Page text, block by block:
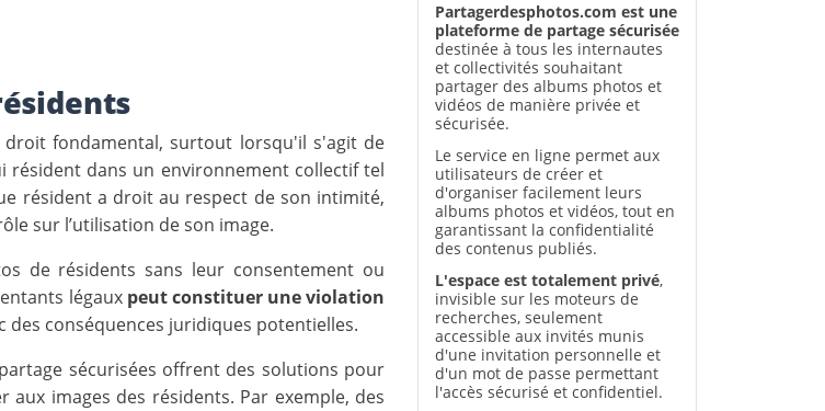
droit fondamental, surtout lorsqu'il s'agit de
résident dans un environnement collectif tel
résident a droit au respect de son intimité,
sur l’utilisation de son image.
de résidents sans leur consentement ou
légaux peut constituer une violation
des conséquences juridiques potentielles.
sécurisées offrent des solutions pour
images des résidents. Par exemple, des
Partagerdesphotos.com est une
plateforme de partage sécurisée
destinée à tous les internautes
et collectivités souhaitant
partager des albums photos et
vidéos de manière privée et
sécurisée.
Le service en ligne permet aux
utilisateurs de créer et
d'organiser facilement leurs
albums photos et vidéos, tout en
garantissant la confidentialité
des contenus publiés.
L'espace est totalement privé,
invisible sur les moteurs de
recherches, seulement
accessible aux invités munis
d'une invitation personnelle et
d'un mot de passe permettant
l'accès sécurisé et confidentiel.